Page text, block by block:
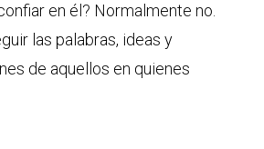
en él? Normalmente no.
las palabras, ideas y
de aquellos en quienes